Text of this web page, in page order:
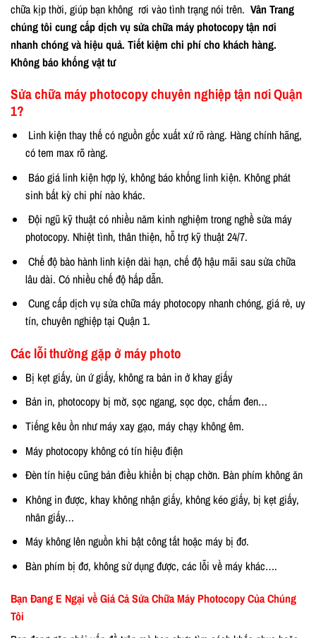
chữa kịp thời, giúp bạn không rơi vào tình trạng nói trên. Vân Trang
chúng tôi cung cấp dịch vụ sửa chữa máy photocopy tận nơi
nhanh chóng và hiệu quả. Tiết kiệm chi phí cho khách hàng.
Không báo khống vật tư
Sửa chữa máy photocopy chuyên nghiệp tận nơi Quận
1?
Linh kiện thay thế có nguồn gốc xuất xứ rõ ràng. Hàng chính hãng,
có tem max rõ ràng.
Báo giá linh kiện hợp lý, không báo khống linh kiện. Không phát
sinh bất kỳ chi phí nào khác.
Đội ngũ kỹ thuật có nhiều năm kinh nghiệm trong nghề sửa máy
photocopy. Nhiệt tình, thân thiện, hỗ trợ kỹ thuật 24/7.
Chế độ bào hành linh kiện dài hạn, chế độ hậu mãi sau sửa chữa
lâu dài. Có nhiều chế độ hấp dẫn.
Cung cấp dịch vụ sửa chữa máy photocopy nhanh chóng, giá rẻ, uy
tín, chuyên nghiệp tại Quận 1.
Các lỗi thường gặp ở máy photo
Bị kẹt giấy, ùn ứ giấy, không ra bản in ở khay giấy
Bản in, photocopy bị mờ, sọc ngang, sọc dọc, chấm đen…
Tiếng kêu ồn như máy xay gạo, máy chạy không êm.
Máy photocopy không có tín hiệu điện
Đèn tín hiệu cũng bản điều khiển bị chạp chờn. Bàn phím không ăn
Không in được, khay không nhận giấy, không kéo giấy, bị kẹt giấy,
nhăn giấy…
Máy không lên nguồn khi bật công tắt hoặc máy bị đơ.
Bàn phím bị đơ, không sử dụng được, các lỗi về máy khác….
Bạn Đang E Ngại về Giá Cả Sửa Chữa Máy Photocopy Của Chúng
Tôi